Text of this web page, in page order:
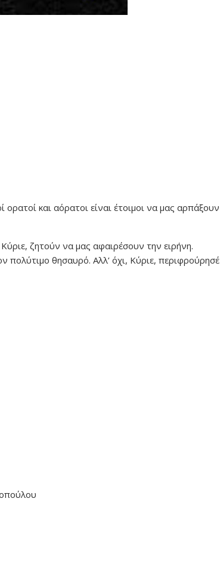
και αόρατοι είναι έτοιμοι να μας αρπάξουν
ζητούν να μας αφαιρέσουν την ειρήνη.
πολύτιμο θησαυρό. Αλλ’ όχι, Κύριε, περιφρούρησέ